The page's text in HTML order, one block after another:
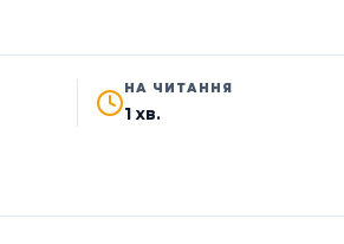
НА ЧИТАННЯ
1 хв.